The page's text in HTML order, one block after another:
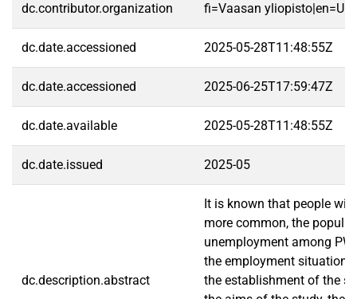
dc.contributor.organization fi=Vaasan
dc.date.accessioned 2025-05-28T11:48:55Z
dc.date.accessioned 2025-06-25T17:59:47Z
dc.date.available 2025-05-28T11:48:55Z
dc.date.issued 2025-05
dc.description.abstract
It is known that people
more common, the
unemployment among
the employment situation
the establishment of the